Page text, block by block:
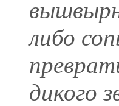
либо
дикого